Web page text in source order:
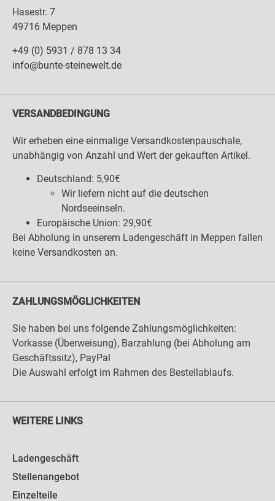
Hasestr. 7
49716 Meppen
+49 (0) 5931 / 878 13 34
info@bunte-steinewelt.de
VERSANDBEDINGUNG
Wir erheben eine einmalige Versandkostenpauschale,
unabhängig von Anzahl und Wert der gekauften Artikel.
Deutschland: 5,90€
Wir liefern nicht auf die deutschen
Nordseeinseln.
Europäische Union: 29,90€
Bei Abholung in unserem Ladengeschäft in Meppen fallen
keine Versandkosten an.
ZAHLUNGSMÖGLICHKEITEN
Sie haben bei uns folgende Zahlungsmöglichkeiten:
Vorkasse (Überweisung), Barzahlung (bei Abholung am
Geschäftssitz), PayPal
Die Auswahl erfolgt im Rahmen des Bestellablaufs.
WEITERE LINKS
Ladengeschäft
Stellenangebot
Einzelteile